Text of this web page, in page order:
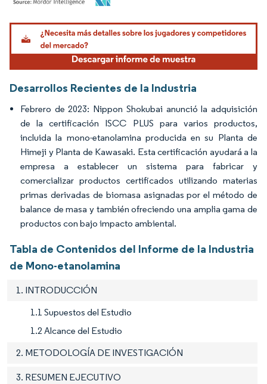
Imagen © Mordor Intelligence. El uso requiere atribución según CC BY 4.0.
Desarrollos Recientes de la Industria
Febrero de 2023: Nippon Shokubai anunció la adquisición
de la certificación ISCC PLUS para varios productos,
incluida la mono-etanolamina producida en su Planta de
Himeji y Planta de Kawasaki. Esta certificación ayudará a la
empresa a establecer un sistema para fabricar y
comercializar productos certificados utilizando materias
primas derivadas de biomasa asignadas por el método de
balance de masa y también ofreciendo una amplia gama de
productos con bajo impacto ambiental.
Tabla de Contenidos del Informe de la Industria
de Mono-etanolamina
1. INTRODUCCIÓN
1.1 Supuestos del Estudio
1.2 Alcance del Estudio
2. METODOLOGÍA DE INVESTIGACIÓN
3. RESUMEN EJECUTIVO